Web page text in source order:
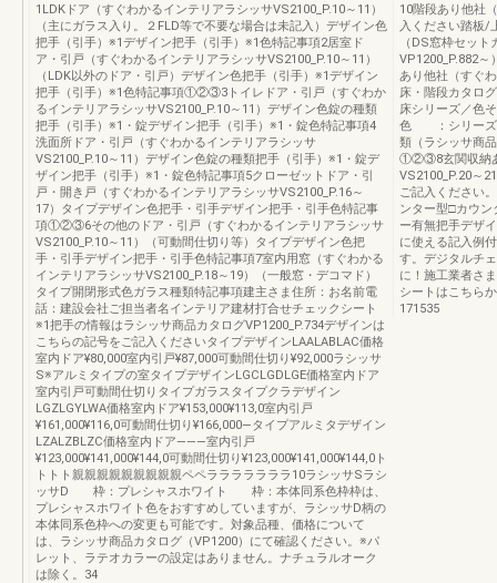
1LDKドア（すぐわかるインテリアラシッサVS2100_P.10～11）
（主にガラス入り。２FLD等で不要な場合は未記入）デザイン色
把手（引手）※1デザイン把手（引手）※1色特記事項2居室ド
ア・引戸（すぐわかるインテリアラシッサVS2100_P.10～11）
（LDK以外のドア・引戸）デザイン色把手（引手）※1デザイン
把手（引手）※1色特記事項①②③3トイレドア・引戸（すぐわか
るインテリアラシッサVS2100_P.10～11）デザイン色錠の種類
把手（引手）※1・錠デザイン把手（引手）※1・錠色特記事項4
洗面所ドア・引戸（すぐわかるインテリアラシッサ
VS2100_P.10～11）デザイン色錠の種類把手（引手）※1・錠デ
ザイン把手（引手）※1・錠色特記事項5クローゼットドア・引
戸・開き戸（すぐわかるインテリアラシッサVS2100_P.16～
17）タイプデザイン色把手・引手デザイン把手・引手色特記事
項①②③6その他のドア・引戸（すぐわかるインテリアラシッサ
VS2100_P.10～11）（可動間仕切り等）タイプデザイン色把
手・引手デザイン把手・引手色特記事項7室内用窓（すぐわかる
インテリアラシッサVS2100_P.18～19）（一般窓・デコマド）
タイプ開閉形式色ガラス種類特記事項建主さま住所：お名前電
話：建設会社ご担当者名インテリア建材打合せチェックシート
※1把手の情報はラシッサ商品カタログVP1200_P.734デザインは
こちらの記号をご記入くださいタイプデザインLAALABLAC価格
室内ドア¥80,000室内引戸¥87,000可動間仕切り¥92,000ラシッサ
S※アルミタイプの室タイプデザインLGCLGDLGE価格室内ドア
室内引戸可動間仕切りタイプガラスタイプクラデザイン
LGZLGYLWA価格室内ドア¥153,000¥113,0室内引戸
¥161,000¥116,0可動間仕切り¥166,000―タイプアルミタデザイン
LZALZBLZC価格室内ドア―――室内引戸
¥123,000¥141,000¥144,0可動間仕切り¥123,000¥141,000¥144,0ト
トトト親親親親親親親親親ペペラララララララ10ラシッサSラシ
ッサD 枠：プレシャスホワイト 枠：本体同系色枠枠は、
プレシャスホワイト色をおすすめしていますが、ラシッサD柄の
本体同系色枠への変更も可能です。対象品種、価格について
は、ラシッサ商品カタログ（VP1200）にて確認ください。※パ
レット、ラテオカラーの設定はありません。ナチュラルオーク
は除く。34
10階段あり他社
入ください踏板/
（DS窓枠セッ
VP1200_P.882～
あり他社（すぐ
床・階段カタロ
床シリーズ／色
色 ：シリー
類（ラシッサ商
①②③8玄関収納あ
VS2100_P.20～
ご記入ください
ンター型□カウ
ー有無把手デザ
に使える記入例
す。デジタルチ
に！施工業者さ
シートはこちら
171535